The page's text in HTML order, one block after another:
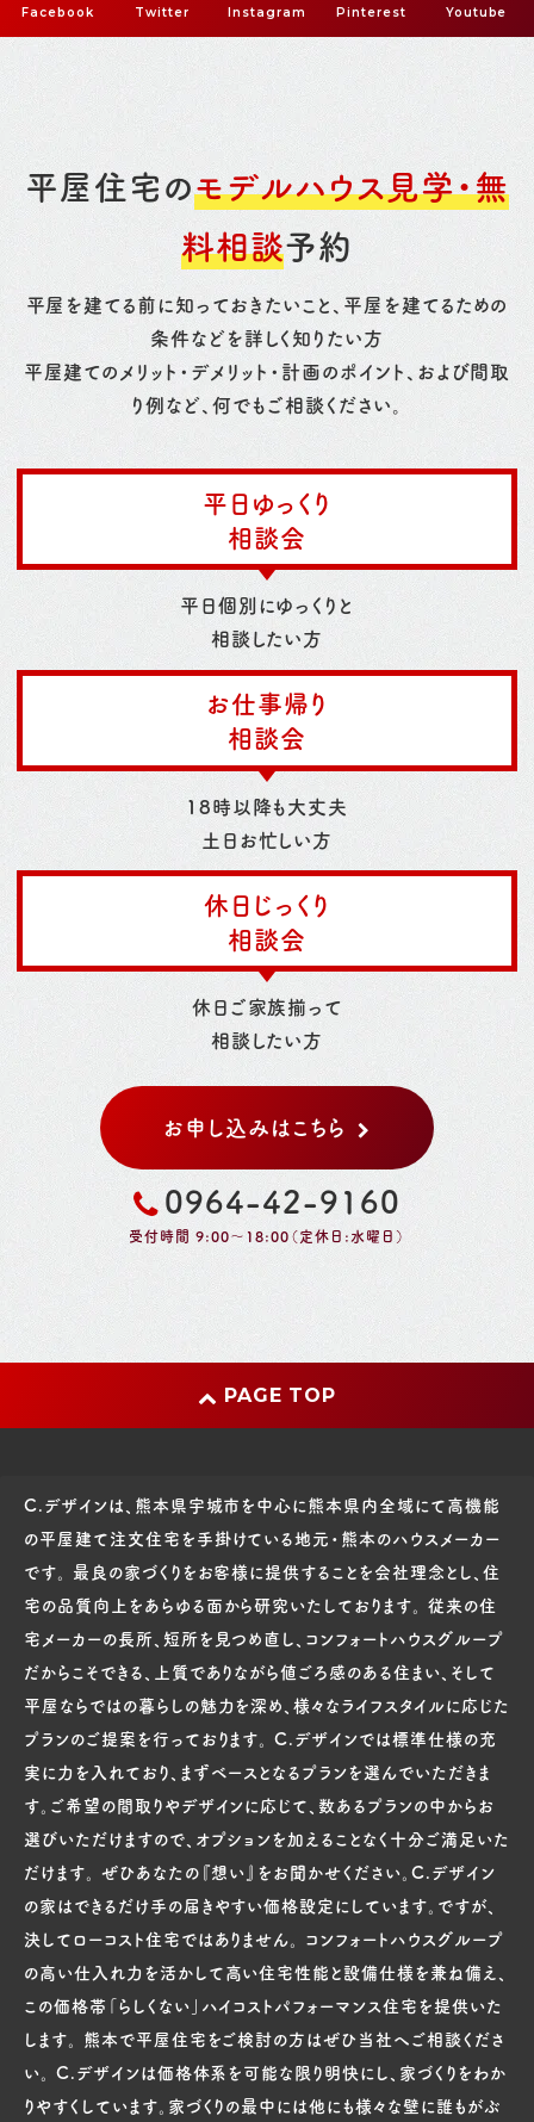
Facebook Twitter Instagram Pinterest Youtube
平屋住宅のモデルハウス見学・無
料相談予約
平屋を建てる前に知っておきたいこと、平屋を建てるための
条件などを詳しく知りたい方
平屋建てのメリット・デメリット・計画のポイント、および間取
り例など、何でもご相談ください。
平日ゆっくり
相談会
平日個別にゆっくりと
相談したい方
お仕事帰り
相談会
18時以降も大丈夫
土日お忙しい方
休日じっくり
相談会
休日ご家族揃って
相談したい方
お申し込みはこちら
0964-42-9160
受付時間 9:00～18:00（定休日:水曜日）
PAGE TOP
C.デザインは、熊本県宇城市を中心に熊本県内全域にて高機能
の平屋建て注文住宅を手掛けている地元・熊本のハウスメーカー
です。 最良の家づくりをお客様に提供することを会社理念とし、住
宅の品質向上をあらゆる面から研究いたしております。 従来の住
宅メーカーの長所、短所を見つめ直し、コンフォートハウスグループ
だからこそできる、上質でありながら値ごろ感のある住まい、そして
平屋ならではの暮らしの魅力を深め、様々なライフスタイルに応じた
プランのご提案を行っております。 C.デザインでは標準仕様の充
実に力を入れており、まずベースとなるプランを選んでいただきま
す。ご希望の間取りやデザインに応じて、数あるプランの中からお
選びいただけますので、オプションを加えることなく十分ご満足いた
だけます。 ぜひあなたの『想い』をお聞かせください。C.デザイン
の家はできるだけ手の届きやすい価格設定にしています。ですが、
決してローコスト住宅ではありません。 コンフォートハウスグループ
の高い仕入れ力を活かして高い住宅性能と設備仕様を兼ね備え、
この価格帯「らしくない」ハイコストパフォーマンス住宅を提供いた
します。 熊本で平屋住宅をご検討の方はぜひ当社へご相談くださ
い。 C.デザインは価格体系を可能な限り明快にし、家づくりをわか
りやすくしています。家づくりの最中には他にも様々な壁に誰もがぶ